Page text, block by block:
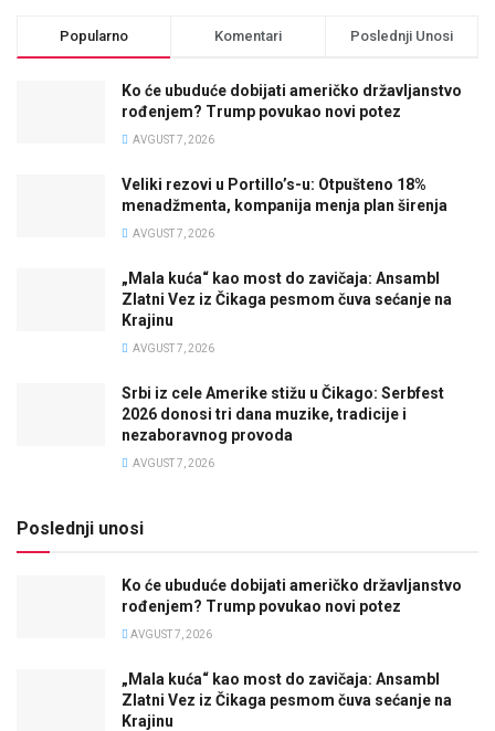
Popularno Komentari Poslednji Unosi
Ko će ubuduće dobijati američko državljanstvo
rođenjem? Trump povukao novi potez
AVGUST 7, 2026
Veliki rezovi u Portillo’s-u: Otpušteno 18%
menadžmenta, kompanija menja plan širenja
AVGUST 7, 2026
„Mala kuća“ kao most do zavičaja: Ansambl
Zlatni Vez iz Čikaga pesmom čuva sećanje na
Krajinu
AVGUST 7, 2026
Srbi iz cele Amerike stižu u Čikago: Serbfest
2026 donosi tri dana muzike, tradicije i
nezaboravnog provoda
AVGUST 7, 2026
Poslednji unosi
Ko će ubuduće dobijati američko državljanstvo
rođenjem? Trump povukao novi potez
AVGUST 7, 2026
„Mala kuća“ kao most do zavičaja: Ansambl
Zlatni Vez iz Čikaga pesmom čuva sećanje na
Krajinu